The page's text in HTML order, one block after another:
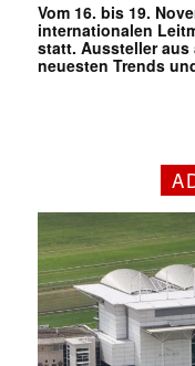
Vom 16. bis 19.
internationalen
statt. Aussteller aus
neuesten Trends